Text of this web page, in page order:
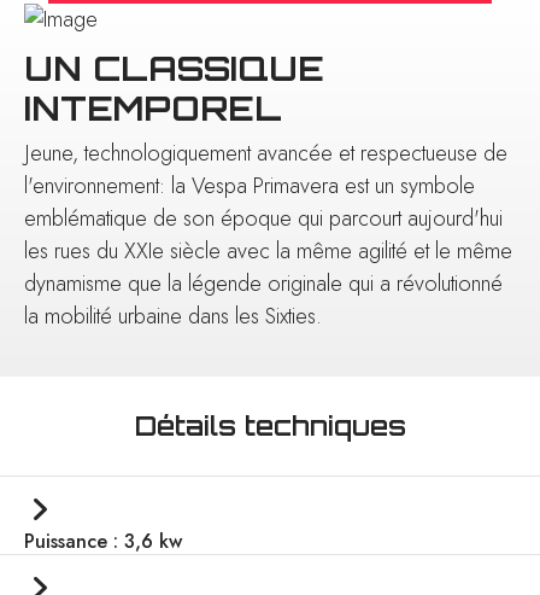
UN CLASSIQUE
INTEMPOREL
Jeune, technologiquement avancée et respectueuse de
l'environnement: la Vespa Primavera est un symbole
emblématique de son époque qui parcourt aujourd'hui
les rues du XXIe siècle avec la même agilité et le même
dynamisme que la légende originale qui a révolutionné
la mobilité urbaine dans les Sixties.
Détails techniques
Puissance : 3,6 kw